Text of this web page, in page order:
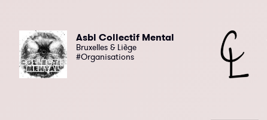
Asbl Collectif Mental
Bruxelles & Liège
#Organisations